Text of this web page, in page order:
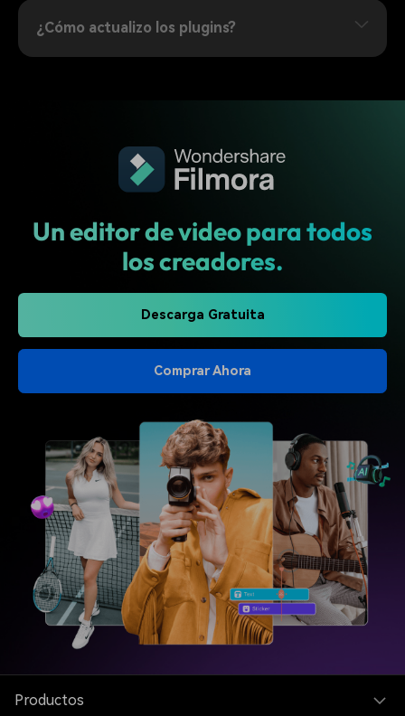
¿Cómo actualizo los plugins?
Un editor de video para todos
los creadores.
Descarga Gratuita
Comprar Ahora
Productos